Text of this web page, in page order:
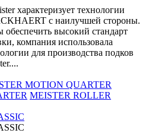
характеризует технологии
с наилучшей стороны.
обеспечить высокий стандарт
компания использовала
для производства подков
MOTION QUARTER
MEISTER ROLLER